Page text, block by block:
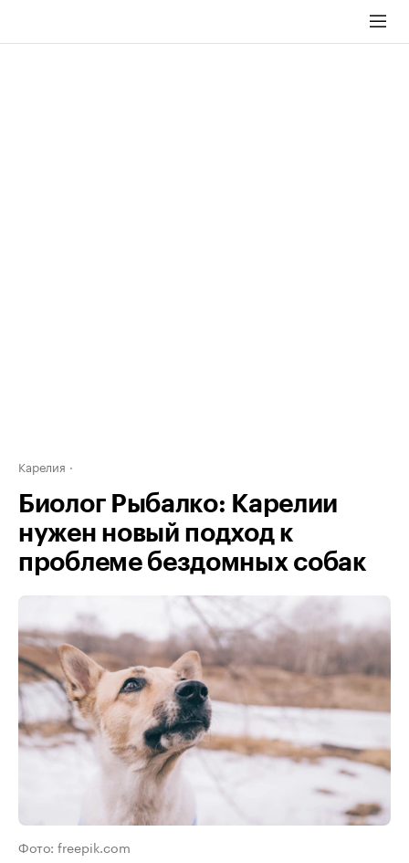
Карелия
Биолог Рыбалко: Карелии
нужен новый подход к
проблеме бездомных собак
Фото: freepik.com